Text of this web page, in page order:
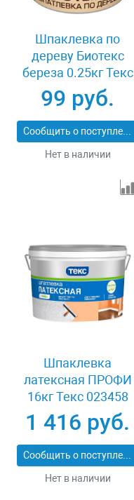
Шпаклевка по
дереву Биотекс
береза 0.25кг Текс
023505
99 руб.
Сообщить о поступлении
Нет в наличии
Шпаклевка
латексная ПРОФИ
16кг Текс 023458
1 416 руб.
Сообщить о поступлении
Нет в наличии